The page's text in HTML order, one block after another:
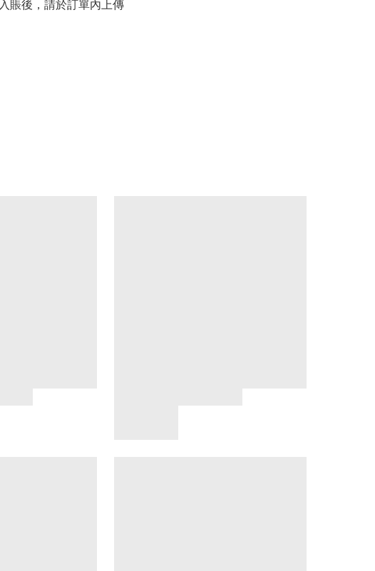
入賬後，請於訂單內上傳